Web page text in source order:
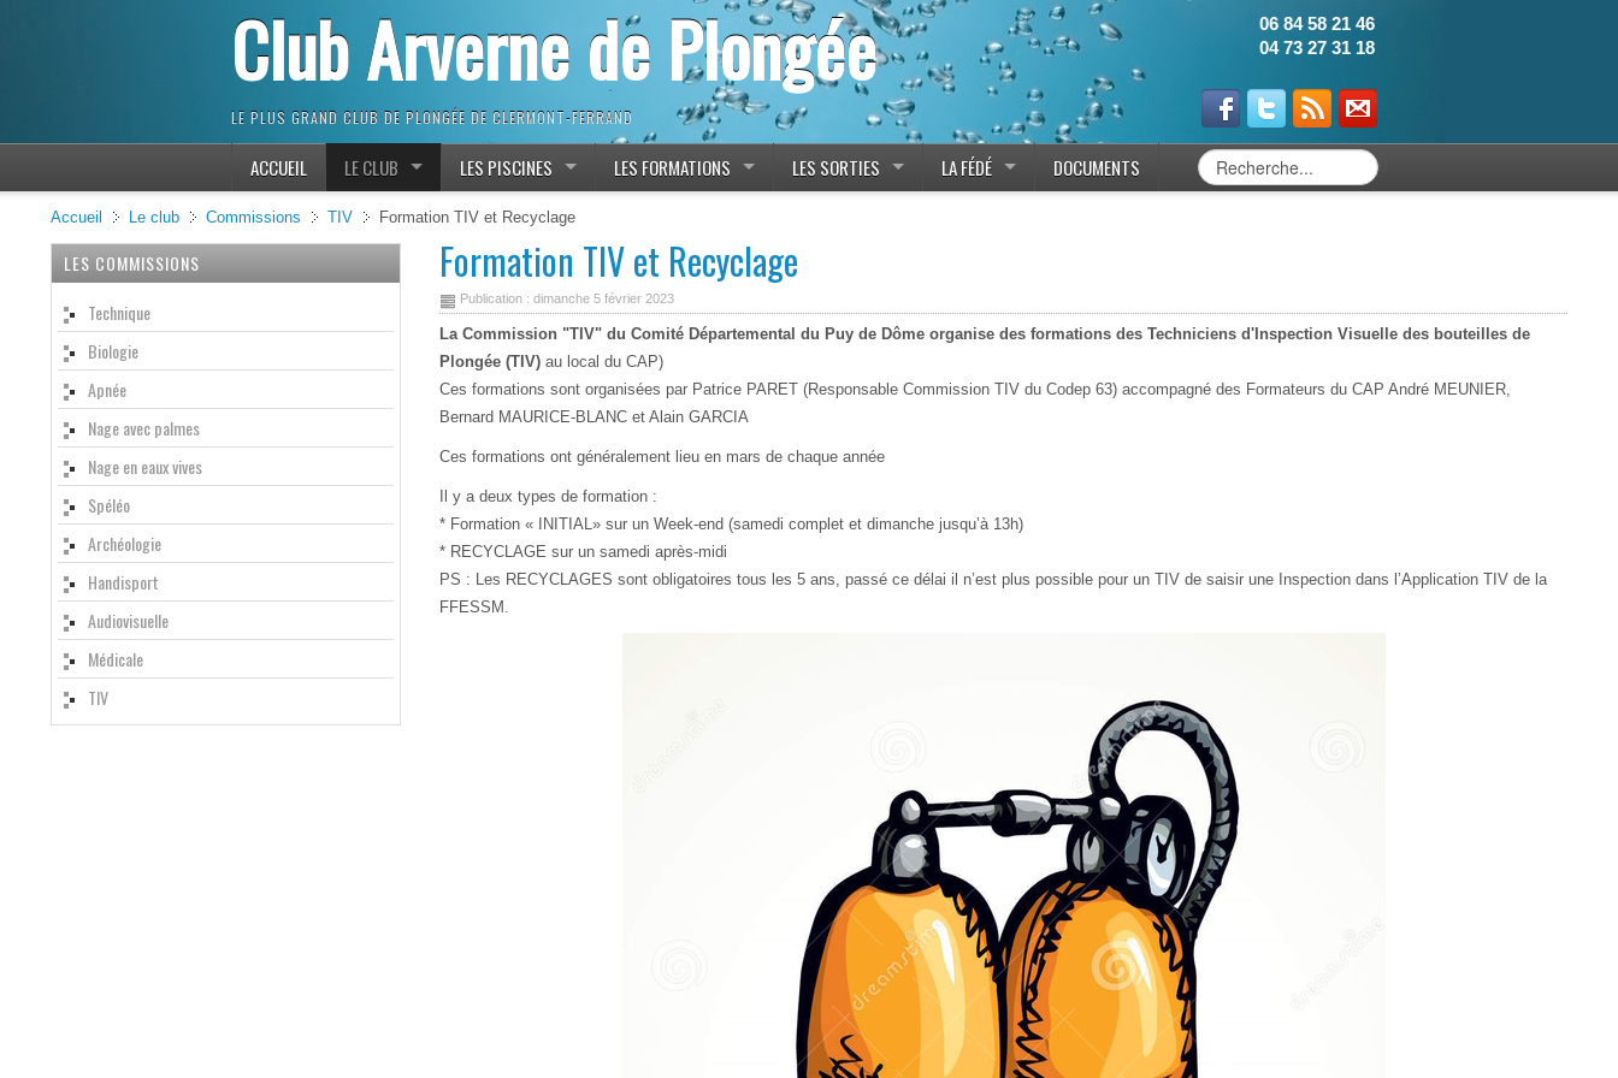
Club Arverne de Plongée
LE PLUS GRAND CLUB DE PLONGÉE DE CLERMONT-FERRAND
06 84 58 21 46
04 73 27 31 18
ACCUEIL LE CLUB LES PISCINES LES FORMATIONS LES SORTIES LA FÉDÉ DOCUMENTS
Accueil Le club Commissions TIV Formation TIV et Recyclage
LES COMMISSIONS
Technique
Biologie
Apnée
Nage avec palmes
Nage en eaux vives
Spéléo
Archéologie
Handisport
Audiovisuelle
Médicale
TIV
Formation TIV et Recyclage
Publication : dimanche 5 février 2023
La Commission "TIV" du Comité Départemental du Puy de Dôme organise des formations des Techniciens d'Inspection Visuelle des bouteilles de
Plongée (TIV)au local du CAP)
Ces formations sont organisées par Patrice PARET (Responsable Commission TIV du Codep 63) accompagné des Formateurs du CAP André MEUNIER,
Bernard MAURICE-BLANC et Alain GARCIA
Ces formations ont généralement lieu en mars de chaque année
Il y a deux types de formation :
* Formation « INITIAL» sur un Week-end (samedi complet et dimanche jusqu’à 13h)
* RECYCLAGE sur un samedi après-midi
PS : Les RECYCLAGES sont obligatoires tous les 5 ans, passé ce délai il n’est plus possible pour un TIV de saisir une Inspection dans l’Application TIV de la
FFESSM.